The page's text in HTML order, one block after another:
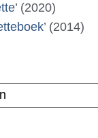
’ (2020)
’ (2014)